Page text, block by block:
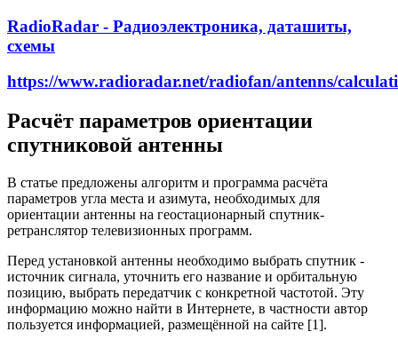
RadioRadar - Радиоэлектроника, даташиты,
схемы
https://www.radioradar.net/radiofan/antenns/
Расчёт параметров ориентации
спутниковой антенны
В статье предложены алгоритм и программа расчёта
параметров угла места и азимута, необходимых для
ориентации антенны на геостационарный спутник-
ретранслятор телевизионных программ.
Перед установкой антенны необходимо выбрать спутник -
источник сигнала, уточнить его название и орбитальную
позицию, выбрать передатчик с конкретной частотой. Эту
информацию можно найти в Интернете, в частности автор
пользуется информацией, размещённой на сайте [1].